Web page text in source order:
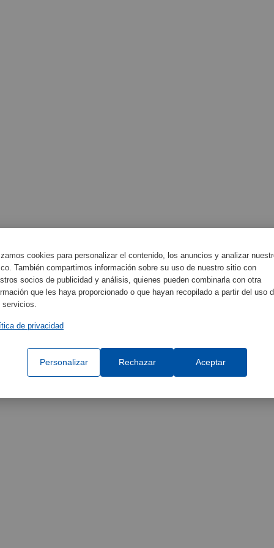
cookies para personalizar el contenido, los anuncios y analizar
También compartimos información sobre su uso de nuestro sitio con
socios de publicidad y análisis, quienes pueden combinarla con otra
que les haya proporcionado o que hayan recopilado a partir del uso
servicios.
de privacidad
Personalizar Rechazar Aceptar